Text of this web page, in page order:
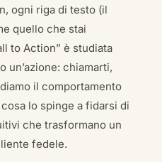
ogni riga di testo (il
quello che stai
to Action” è studiata
un’azione: chiamarti,
il comportamento
lo spinge a fidarsi di
che trasformano un
fedele.